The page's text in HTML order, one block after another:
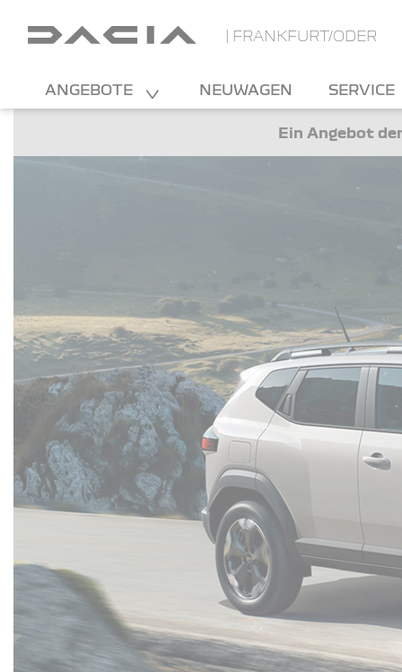
| FRANKFURT/ODER
ANGEBOTE NEUWAGEN SERVICE
Ein Angebot